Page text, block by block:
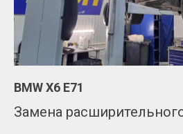
BMW Х6 Е71
Замена